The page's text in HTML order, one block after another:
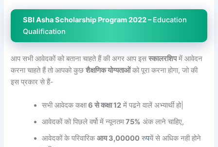
SBI Asha Scholarship Program 2022 –Education
Qualification
आप सभी आवेदकों को बताना चाहते हैं की अगर आप इसस्कालरशिपमें आवेदन
करना चाहते हैं तो आपको कुछशैक्षणिक योग्यताओंको पूरा करना होगा, जो की
इस प्रकार से हैं-
सभी आवेदक कक्षा6 से कक्षा 12 में पढने वालें अभ्यार्थी हो|
आवेदकों को पिछले वर्षो में न्यूनतम75% अंक लाने चाहिए,
आवेदकों के परिवारिकआय 3,00000 रुपयें से अधिक नही होने